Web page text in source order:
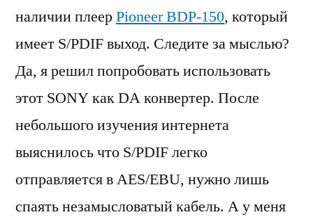
наличии плеерPioneer BDP-150, который
имеет S/PDIF выход. Следите за мыслью?
Да, я решил попробовать использовать
этот SONY как DA конвертер. После
небольшого изучения интернета
выяснилось что S/PDIF легко
отправляется в AES/EBU, нужно лишь
спаять незамысловатый кабель. А у меня